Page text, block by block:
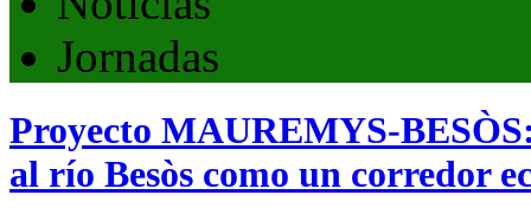
Jornadas
Proyecto MAUREMYS-
al río Besòs como un corredor